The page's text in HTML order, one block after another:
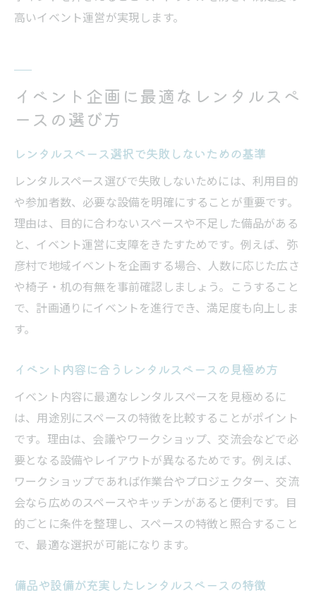
件
レンタルスペース利用時の注意点と工夫
イベント成功のために必要な設備とは
地元イベントを充実させる演出アイデア集
レンタルスペースで実現するイベント演出
法
商品活用で印象に残るイベント作り
レンタルスペースの空間演出術を徹底解説
参加者が喜ぶオリジナル演出のポイント
レンタルスペースで地域の魅力を発信する
方法
弥彦村で満足度の高い集まりを実現するコツ
レンタルスペースで満足度アップのポイン
ト
参加者の期待に応える集まりの進め方
レンタルスペース利用で計画の手間を軽減
リピートしたくなるレンタルスペースの工
夫
イベント後の満足度調査と改善方法
弥彦村ならではのレンタルスペース活用案
高いイベント運営が実現します。
イベント企画に最適なレンタルスペ
ースの選び方
レンタルスペース選択で失敗しないための基準
レンタルスペース選びで失敗しないためには、利用目的
や参加者数、必要な設備を明確にすることが重要です。
理由は、目的に合わないスペースや不足した備品がある
と、イベント運営に支障をきたすためです。例えば、弥
彦村で地域イベントを企画する場合、人数に応じた広さ
や椅子・机の有無を事前確認しましょう。こうすること
で、計画通りにイベントを進行でき、満足度も向上しま
す。
イベント内容に合うレンタルスペースの見極め方
イベント内容に最適なレンタルスペースを見極めるに
は、用途別にスペースの特徴を比較することがポイント
です。理由は、会議やワークショップ、交流会などで必
要となる設備やレイアウトが異なるためです。例えば、
ワークショップであれば作業台やプロジェクター、交流
会なら広めのスペースやキッチンがあると便利です。目
的ごとに条件を整理し、スペースの特徴と照合すること
で、最適な選択が可能になります。
備品や設備が充実したレンタルスペースの特徴